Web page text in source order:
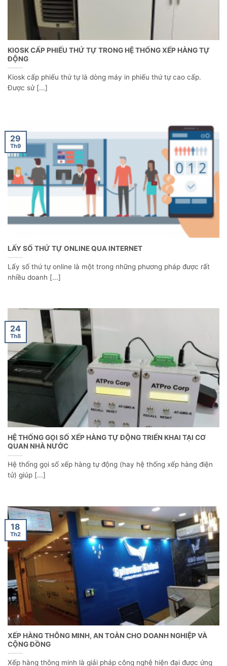
KIOSK CẤP PHIẾU THỨ TỰ TRONG HỆ THỐNG XẾP HÀNG TỰ
ĐỘNG
Kiosk cấp phiếu thứ tự là dòng máy in phiếu thứ tự cao cấp.
Được sử [...]
LẤY SỐ THỨ TỰ ONLINE QUA INTERNET
Lấy số thứ tự online là một trong những phương pháp được rất
nhiều doanh [...]
29
Th9
HỆ THỐNG GỌI SỐ XẾP HÀNG TỰ ĐỘNG TRIỂN KHAI TẠI CƠ
QUAN NHÀ NƯỚC
Hệ thống gọi số xếp hàng tự động (hay hệ thống xếp hàng điện
tử) giúp [...]
24
Th8
XẾP HÀNG THÔNG MINH, AN TOÀN CHO DOANH NGHIỆP VÀ
CỘNG ĐỒNG
Xếp hàng thông minh là giải pháp công nghệ hiện đại được ứng
18
Th2